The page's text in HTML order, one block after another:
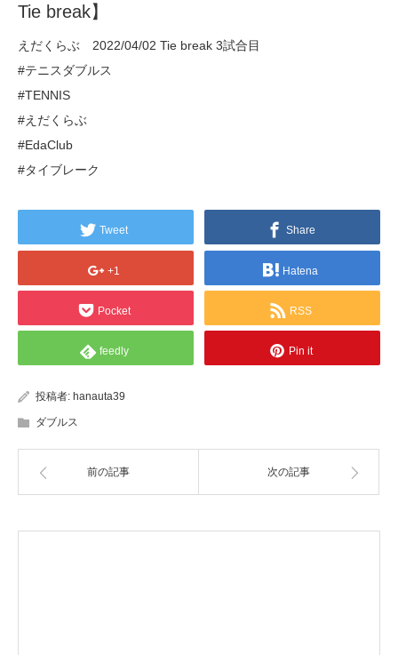
Tie break】
えだくらぶ 2022/04/02 Tie break 3試合目
#テニスダブルス
#TENNIS
#えだくらぶ
#EdaClub
#タイブレーク
Tweet Share
+1 Hatena
Pocket RSS
feedly Pin it
投稿者: hanauta39
ダブルス
前の記事 次の記事